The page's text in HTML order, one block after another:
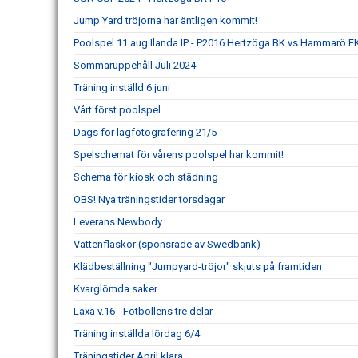
Jump Yard tröjorna har äntligen kommit!
Poolspel 11 aug Ilanda IP - P2016 Hertzöga BK vs Hammarö
Sommaruppehåll Juli 2024
Träning inställd 6 juni
Vårt först poolspel
Dags för lagfotografering 21/5
Spelschemat för vårens poolspel har kommit!
Schema för kiosk och städning
OBS! Nya träningstider torsdagar
Leverans Newbody
Vattenflaskor (sponsrade av Swedbank)
Klädbeställning "Jumpyard-tröjor" skjuts på framtiden
Kvarglömda saker
Läxa v.16 - Fotbollens tre delar
Träning inställda lördag 6/4